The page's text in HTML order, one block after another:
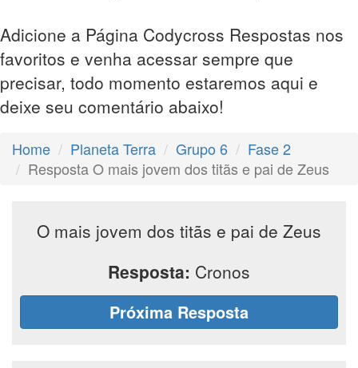
Adicione a Página Codycross Respostas nos
favoritos e venha acessar sempre que
precisar, todo momento estaremos aqui e
deixe seu comentário abaixo!
Home Planeta Terra Grupo 6
Fase 2
Resposta O mais jovem dos titãs e pai de Zeus
O mais jovem dos titãs e pai de Zeus
Resposta: Cronos
Próxima Resposta